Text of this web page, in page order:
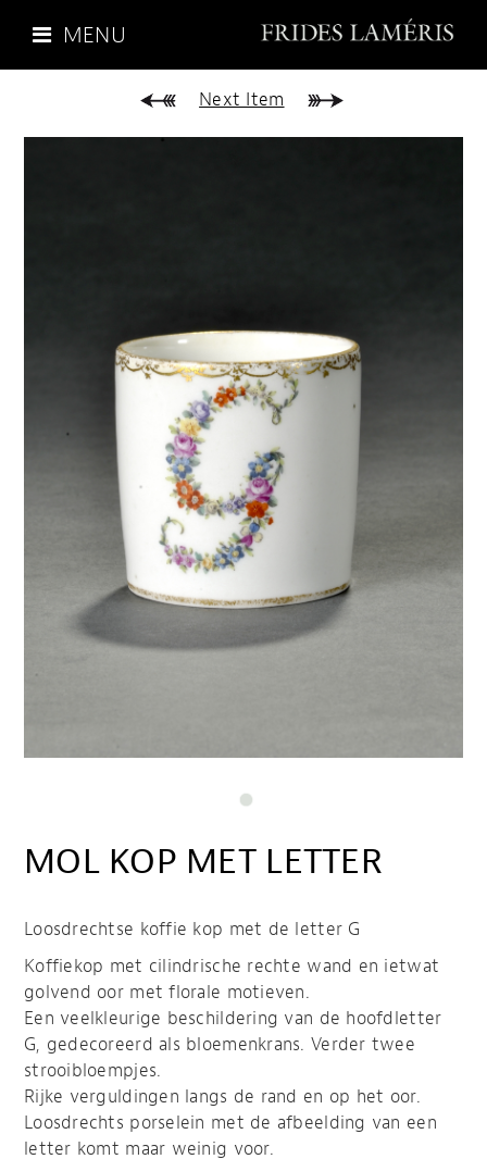
MENU
Next Item
MOL KOP MET LETTER
Loosdrechtse koffie kop met de letter G
Koffiekop met cilindrische rechte wand en ietwat
golvend oor met florale motieven.
Een veelkleurige beschildering van de hoofdletter
G, gedecoreerd als bloemenkrans. Verder twee
strooibloempjes.
Rijke verguldingen langs de rand en op het oor.
Loosdrechts porselein met de afbeelding van een
letter komt maar weinig voor.